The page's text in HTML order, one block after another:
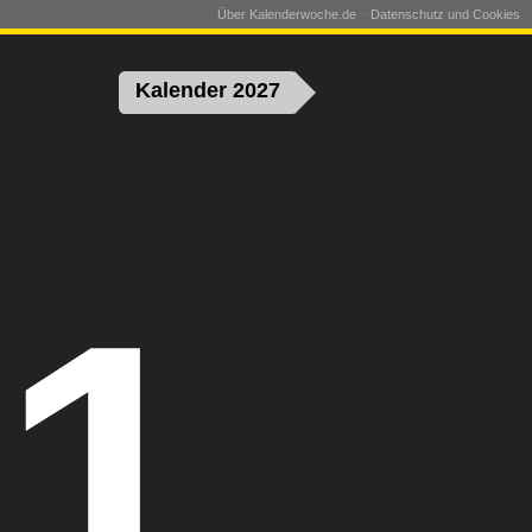
Kalender 2027
Über Kalenderwoche.de Datenschutz und Cookies